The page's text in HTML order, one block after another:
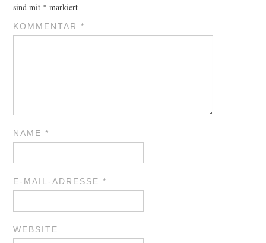
sind mit * markiert
KOMMENTAR*
NAME*
E-MAIL-ADRESSE*
WEBSITE